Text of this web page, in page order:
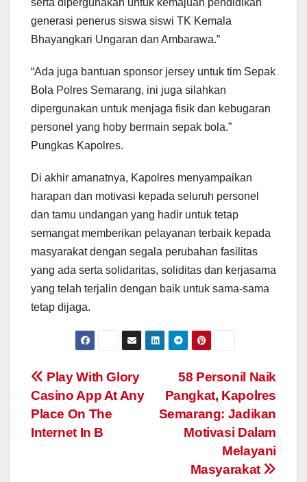
serta dipergunakan untuk kemajuan pendidikan
generasi penerus siswa siswi TK Kemala
Bhayangkari Ungaran dan Ambarawa.”
“Ada juga bantuan sponsor jersey untuk tim Sepak
Bola Polres Semarang, ini juga silahkan
dipergunakan untuk menjaga fisik dan kebugaran
personel yang hoby bermain sepak bola.”
Pungkas Kapolres.
Di akhir amanatnya, Kapolres menyampaikan
harapan dan motivasi kepada seluruh personel
dan tamu undangan yang hadir untuk tetap
semangat memberikan pelayanan terbaik kepada
masyarakat dengan segala perubahan fasilitas
yang ada serta solidaritas, soliditas dan kerjasama
yang telah terjalin dengan baik untuk sama-sama
tetap dijaga.
Post
navigation
58 Personil Naik
Pangkat, Kapolres
Semarang: Jadikan
Motivasi Dalam
Melayani
Masyarakat
Play With Glory
Casino App At Any
Place On The
Internet In B